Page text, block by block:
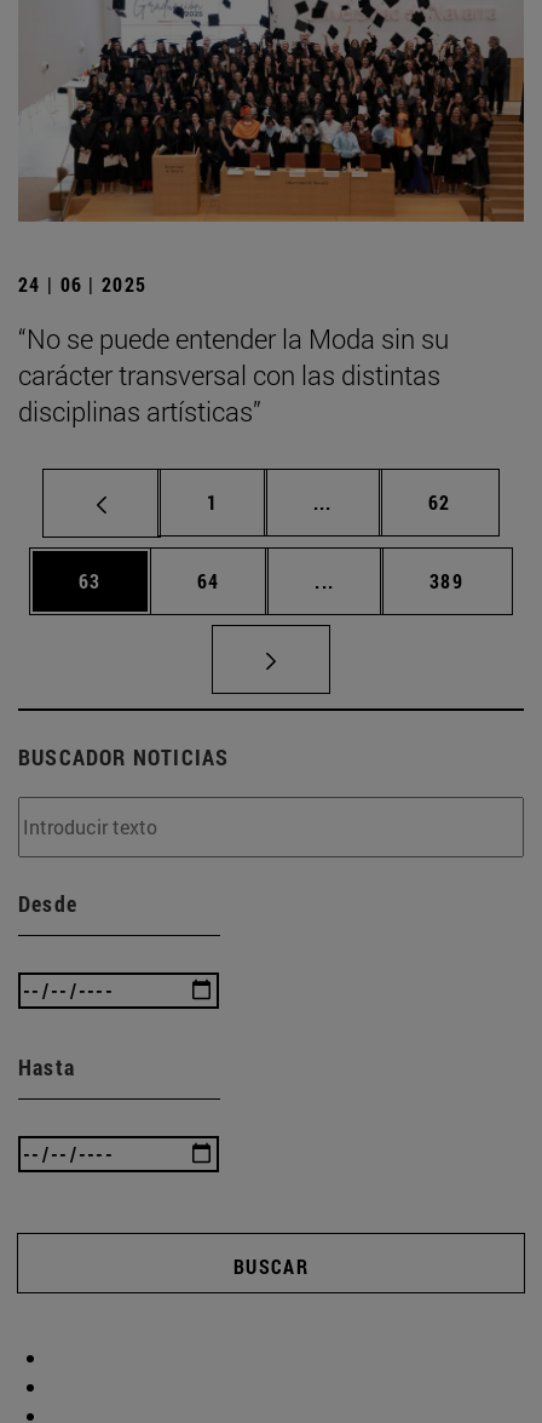
24 | 06 | 2025
“No se puede entender la Moda sin su
carácter transversal con las distintas
disciplinas artísticas”
Página
1 ... Páginas intermedias
Página
62
Página
63 Página
64 ... Páginas intermedias
Página
389
BUSCADOR NOTICIAS
Desde
Hasta
BUSCAR